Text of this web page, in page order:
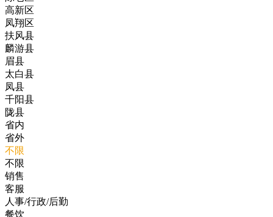
高新区
凤翔区
扶风县
麟游县
眉县
太白县
凤县
千阳县
陇县
省内
省外
不限
不限
销售
客服
人事/行政/后勤
餐饮